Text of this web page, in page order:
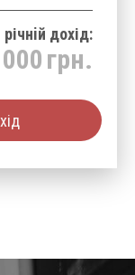
річнiй дохід:
грн.